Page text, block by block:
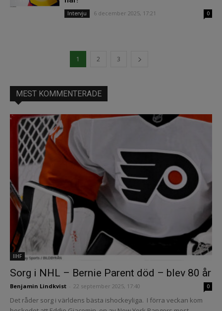
Intervju 6 december 2025, 17:21 0
1 2 3
MEST KOMMENTERADE
IIHF
Sorg i NHL – Bernie Parent död – blev 80 år
Benjamin Lindkvist 22 september 2025, 17:40 0
Det råder sorg i världens bästa ishockeyliga. I förra veckan kom